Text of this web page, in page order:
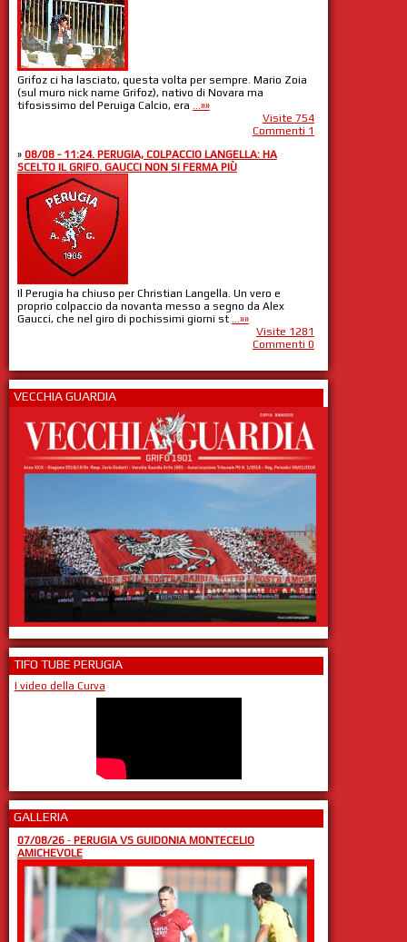
Grifoz ci ha lasciato, questa volta per sempre. Mario Zoia
(sul muro nick name Grifoz), nativo di Novara ma
tifosissimo del Peruiga Calcio, era ...»»
Visite 754
Commenti 1
» 08/08 - 11:24. PERUGIA, COLPACCIO LANGELLA: HA
SCELTO IL GRIFO. GAUCCI NON SI FERMA PIÙ
Il Perugia ha chiuso per Christian Langella. Un vero e
proprio colpaccio da novanta messo a segno da Alex
Gaucci, che nel giro di pochissimi giorni st ...»»
Visite 1281
Commenti 0
VECCHIA GUARDIA
TIFO TUBE PERUGIA
I video della Curva
GALLERIA
07/08/26- PERUGIA VS GUIDONIA MONTECELIO
AMICHEVOLE